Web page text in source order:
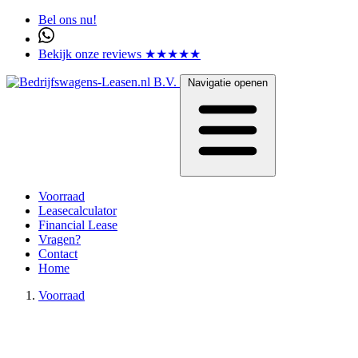
Bel ons nu!
Bekijk onze reviews ★★★★★
Navigatie openen
Voorraad
Leasecalculator
Financial Lease
Vragen?
Contact
Home
Voorraad